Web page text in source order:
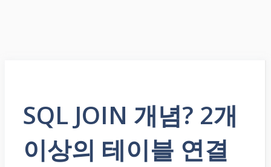
SQL JOIN 개념? 2개
이상의 테이블 연결